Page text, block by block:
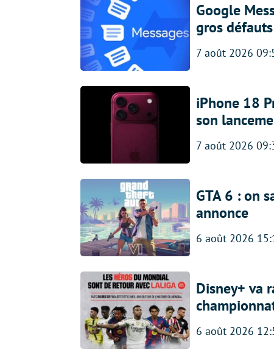
Google
gros défauts
7 août 2026
iPhone 18
son
7 août 2026
GTA 6 : on
annonce
6 août 2026
Disney+ va
6 août 2026